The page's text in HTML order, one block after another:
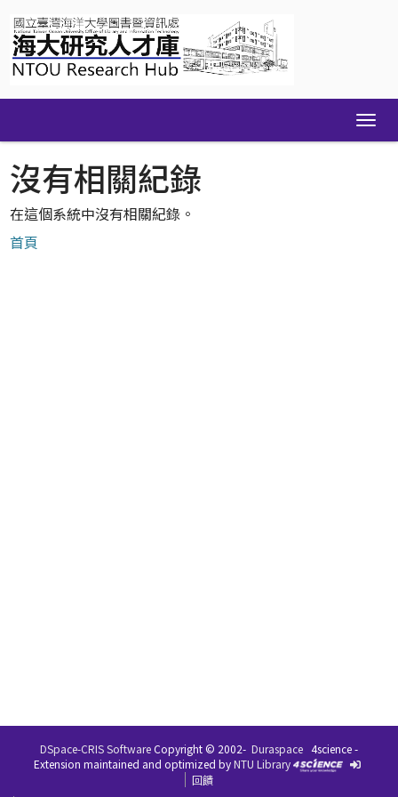
navigation
沒有相關紀錄
在這個系統中沒有相關紀錄。
首頁
DSpace-CRIS SoftwareCopyright © 2002- Duraspace 4science -
Extension maintained and optimized byNTU Library
回饋